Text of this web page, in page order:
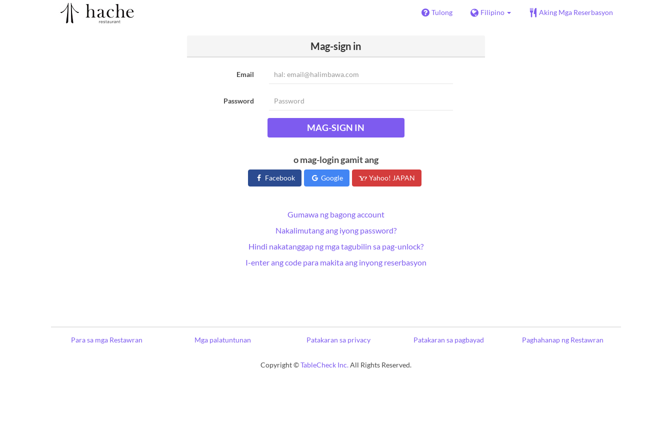
Tulong Filipino Aking Mga Reserbasyon
Mag-sign in
Email
Password
MAG-SIGN IN
o mag-login gamit ang
Facebook Google Yahoo! JAPAN
Gumawa ng bagong account
Nakalimutang ang iyong password?
Hindi nakatanggap ng mga tagubilin sa pag-unlock?
I-enter ang code para makita ang inyong reserbasyon
Para sa mga Restawran Mga palatuntunan Patakaran sa privacy Patakaran sa pagbayad Paghahanap ng Restawran
Copyright ©TableCheck Inc.All Rights Reserved.